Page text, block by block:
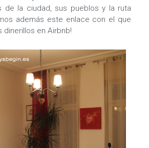
de la ciudad, sus pueblos y la ruta
además este enlace con el que
dinerillos en Airbnb!